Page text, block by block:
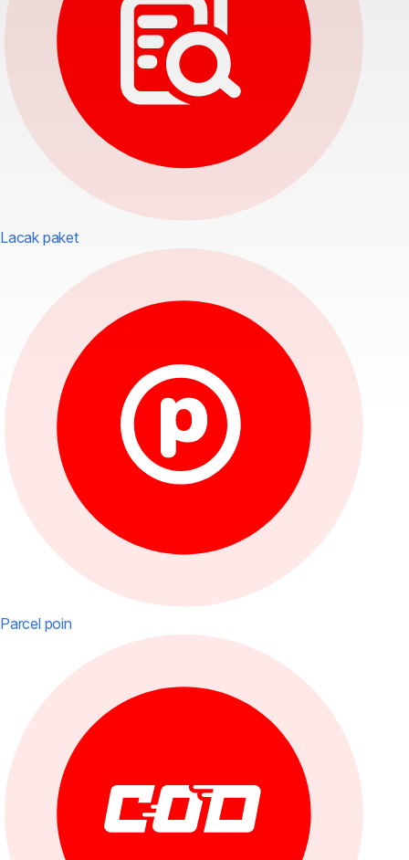
Lacak paket
Parcel poin